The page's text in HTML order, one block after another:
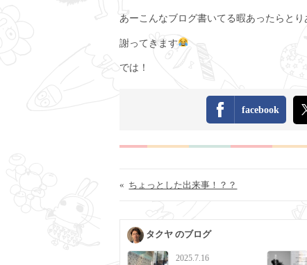
あーこんなブログ書いてる暇あったらと
謝ってきます
では！
facebook
« ちょっとした出来事！？？
タクヤ のブログ
2025.7.16